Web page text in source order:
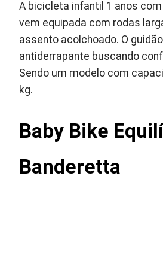
A bicicleta infantil 1 anos
vem equipada com rodas
assento acolchoado. O
antiderrapante buscando
Sendo um modelo com
kg.
Baby Bike
Banderetta